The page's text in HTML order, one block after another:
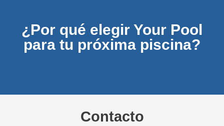
¿Por qué elegir Your Pool
para tu próxima piscina?
Contacto